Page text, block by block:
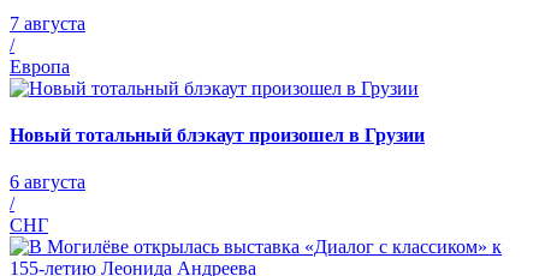
7 августа
/
Европа
Новый тотальный блэкаут произошел в Грузии
6 августа
/
СНГ